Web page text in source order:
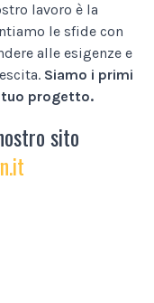
lavoro è la
le sfide con
alle esigenze e
Siamo i primi
tuo progetto.
sito